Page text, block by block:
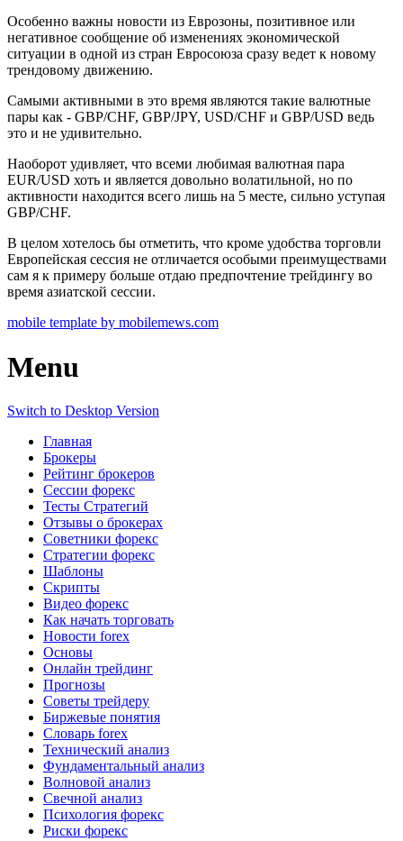
Особенно важны новости из Еврозоны, позитивное или
негативное сообщение об изменениях экономической
ситуации в одной из стран Евросоюза сразу ведет к новому
трендовому движению.
Самыми активными в это время являются такие валютные
пары как - GBP/CHF, GBP/JPY, USD/CHF и GBP/USD ведь
это и не удивительно.
Наоборот удивляет, что всеми любимая валютная пара
EUR/USD хоть и является довольно волатильной, но по
активности находится всего лишь на 5 месте, сильно уступая
GBP/CHF.
В целом хотелось бы отметить, что кроме удобства торговли
Европейская сессия не отличается особыми преимуществами
сам я к примеру больше отдаю предпочтение трейдингу во
время азиатской сессии.
mobile template by mobilemews.com
Menu
Switch to Desktop Version
Главная
Брокеры
Рейтинг брокеров
Сессии форекс
Тесты Стратегий
Отзывы о брокерах
Советники форекс
Стратегии форекс
Шаблоны
Скрипты
Видео форекс
Как начать торговать
Новости forex
Основы
Онлайн трейдинг
Прогнозы
Советы трейдеру
Биржевые понятия
Словарь forex
Технический анализ
Фундаментальный анализ
Волновой анализ
Свечной анализ
Психология форекс
Риски форекс